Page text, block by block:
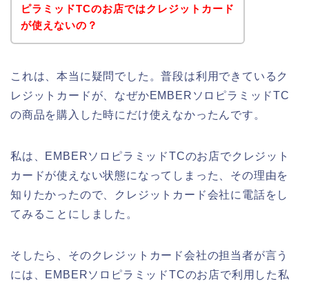
ピラミッドTCのお店ではクレジットカード
が使えないの？
これは、本当に疑問でした。普段は利用できているク
レジットカードが、なぜかEMBERソロピラミッドTC
の商品を購入した時にだけ使えなかったんです。
私は、EMBERソロピラミッドTCのお店でクレジット
カードが使えない状態になってしまった、その理由を
知りたかったので、クレジットカード会社に電話をし
てみることにしました。
そしたら、そのクレジットカード会社の担当者が言う
には、EMBERソロピラミッドTCのお店で利用した私